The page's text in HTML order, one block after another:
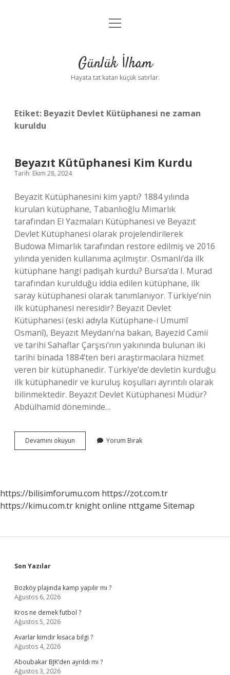
Anasayfa
Yasal Uyarı
menüyü
Günlük İlham
Hayata tat katan küçük satırlar.
Etiket: Beyazit Devlet Kütüphanesi ne zaman
kuruldu
Beyazıt Kütüphanesi Kim Kurdu
Tarih: Ekim 28, 2024
Beyazit Kütüphanesini kim yaptı? 1884 yılında
kurulan kütüphane, Tabanlıoğlu Mimarlık
tarafından El Yazmaları Kütüphanesi ve Beyazıt
Devlet Kütüphanesi olarak projelendirilerek
Budowa Mimarlık tarafından restore edilmiş ve 2016
yılında yeniden kullanıma açılmıştır. Osmanlı’da ilk
kütüphane hangi padişah kurdu? Bursa’da I. Murad
tarafından kurulduğu iddia edilen kütüphane, ilk
saray kütüphanesi olarak tanımlanıyor. Türkiye’nin
ilk kütüphanesi neresidir? Beyazıt Devlet
Kütüphanesi (eski adıyla Kütüphane-i Umumî
Osmanî), Beyazıt Meydanı’na bakan, Bayezid Camii
ve tarihi Sahaflar Çarşısı’nın yakınında bulunan iki
tarihi binada 1884’ten beri araştırmacılara hizmet
veren bir kütüphanedir. Türkiye’de devletin kurduğu
ilk kütüphanedir ve kuruluş koşulları ayrıntılı olarak
bilinmektedir. Beyazıt Devlet Kütüphanesi Müdür?
Abdülhamid döneminde…
Devamını okuyun
Kütüphanesi
Yorum Bırak
https://bilisimforumu.com https://zot.com.tr
https://kimu.com.tr knight online nttgame Sitemap
Sidebar
Son Yazılar
Bozköy plajında kamp yapılır mı ?
Ağustos 6, 2026
Kros ne demek futbol ?
Ağustos 5, 2026
Avarlar kimdir kısaca bilgi ?
Ağustos 4, 2026
Aboubakar BJK’den ayrıldı mı ?
Ağustos 3, 2026